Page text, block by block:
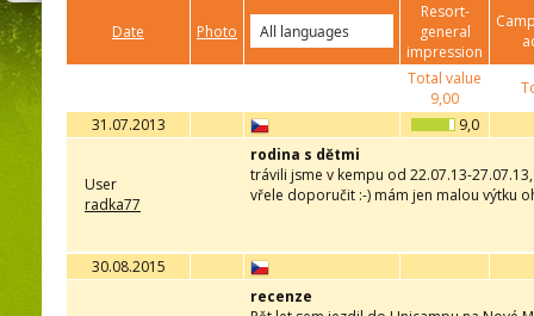
Date Photo
Resort-
general
impression
Total value
9,00
31.07.2013
9,0
User
radka77
rodina s dětmi
trávili jsme v kempu od 22.07.13-
vřele doporučit :-) mám jen malou výtku
30.08.2015
recenze